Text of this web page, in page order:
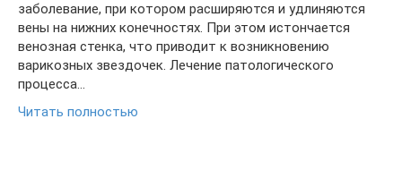
заболевание, при котором расширяются и удлиняются
вены на нижних конечностях. При этом истончается
венозная стенка, что приводит к возникновению
варикозных звездочек. Лечение патологического
процесса…
Читать полностью